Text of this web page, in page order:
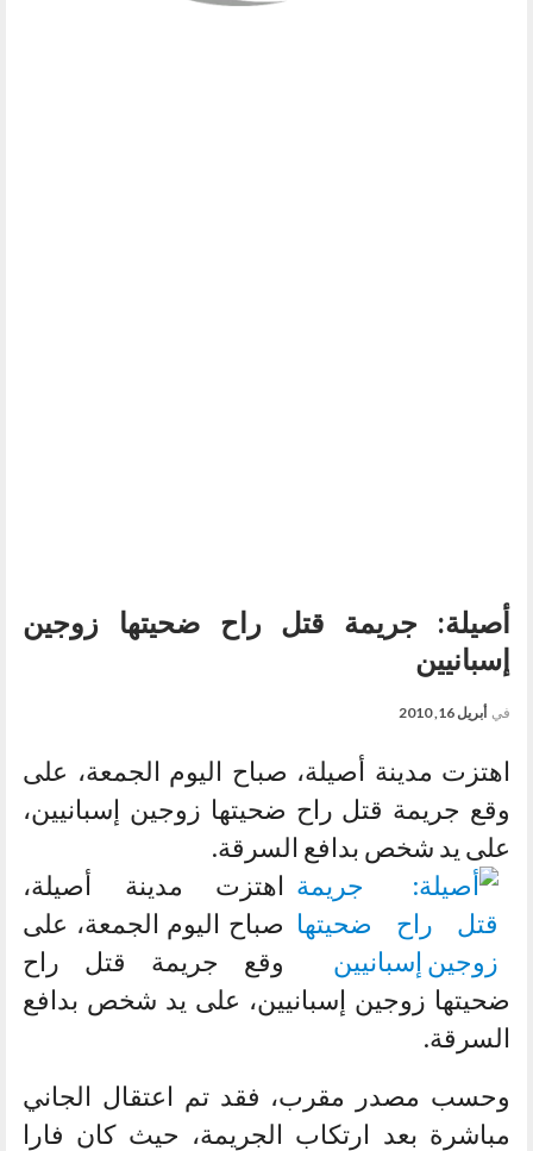
أصيلة: جريمة قتل راح ضحيتها زوجين
إسبانيين
في أبريل 16, 2010
اهتزت مدينة أصيلة، صباح اليوم الجمعة، على
وقع جريمة قتل راح ضحيتها زوجين إسبانيين،
على يد شخص بدافع السرقة.
اهتزت مدينة أصيلة،
صباح اليوم الجمعة، على
وقع جريمة قتل راح
ضحيتها زوجين إسبانيين، على يد شخص بدافع
السرقة.
وحسب مصدر مقرب، فقد تم اعتقال الجاني
مباشرة بعد ارتكاب الجريمة، حيث كان فارا